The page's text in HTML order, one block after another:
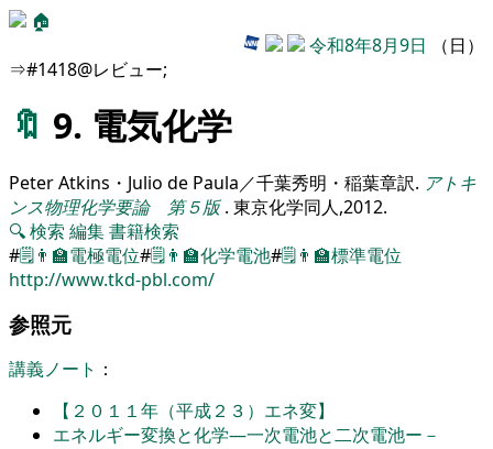
🏠
令和8年8月9日 （日）
⇒#1418@レビュー;
🔖 9. 電気化学
Peter Atkins・Julio de Paula／千葉秀明・稲葉章訳. アトキ
ンス物理化学要論 第５版 . 東京化学同人,2012.
🔍検索 編集書籍検索
#🗒️👨‍🏫電極電位#🗒️👨‍🏫化学電池#🗒️👨‍🏫標準電位
http://www.tkd-pbl.com/
参照元
講義ノート ：
【２０１１年（平成２３）エネ変】
エネルギー変換と化学―一次電池と二次電池ー－